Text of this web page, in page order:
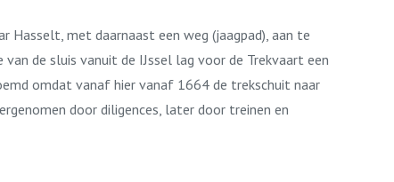
Hasselt, met daarnaast een weg (jaagpad), aan te
de sluis vanuit de IJssel lag voor de Trekvaart een
omdat vanaf hier vanaf 1664 de trekschuit naar
door diligences, later door treinen en